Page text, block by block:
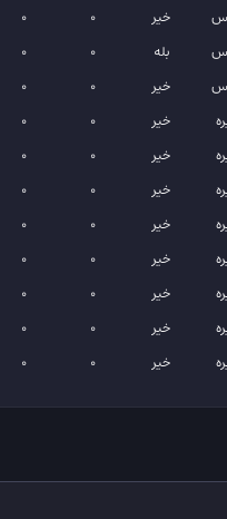
خیر 0
0
بله 0
0
خیر 0
0
خیر 0
0
خیر 0
0
خیر 0
0
خیر 0
0
خیر 0
0
خیر 0
0
خیر 0
0
خیر 0
0